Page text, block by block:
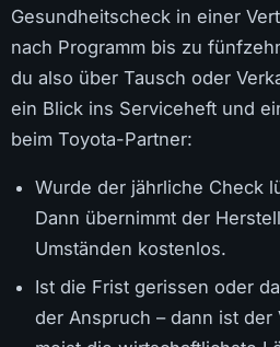
Gesundheitscheck in einer
nach Programm bis zu
du also über Tausch oder
ein Blick ins Serviceheft und
beim Toyota-Partner:
Wurde der jährliche Check
Dann übernimmt der
Umständen kostenlos.
Ist die Frist gerissen oder
der Anspruch – dann ist der